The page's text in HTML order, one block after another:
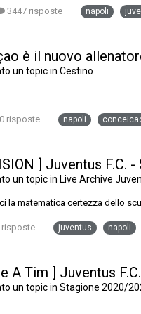
3447 risposte napoli
è il nuovo
un topic in Cestino
risposte napoli
] Juventus F.C.
un topic in Live Archive
la matematica certezza dello
risposte juventus napoli
A Tim ] Juventus
un topic in Stagione 2020/